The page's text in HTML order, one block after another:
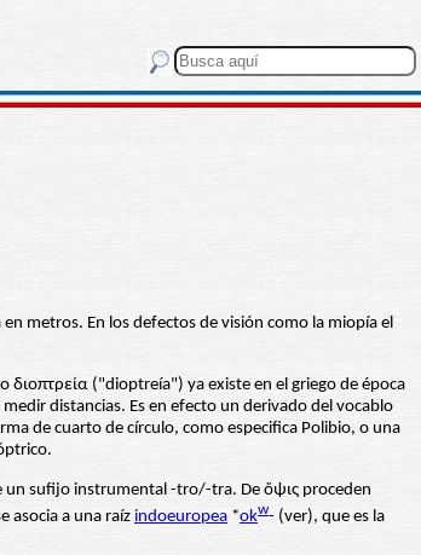
metros. En los defectos de visión como la miopía el
("dioptreía") ya existe en el griego de época
distancias. Es en efecto un derivado del vocablo
de cuarto de círculo, como especifica Polibio, o una
un sufijo instrumental -tro/-tra. De ὄψις proceden
asocia a una raíz indoeuropea *okw- (ver), que es la